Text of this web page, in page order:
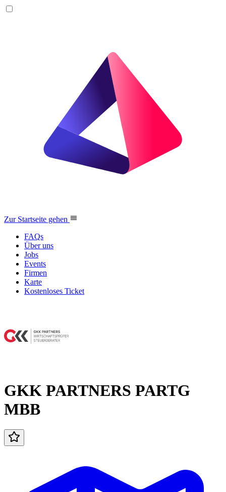
Zur Startseite gehen
FAQs
Über uns
Jobs
Events
Firmen
Karte
Kostenloses Ticket
GKK PARTNERS PARTG
MBB